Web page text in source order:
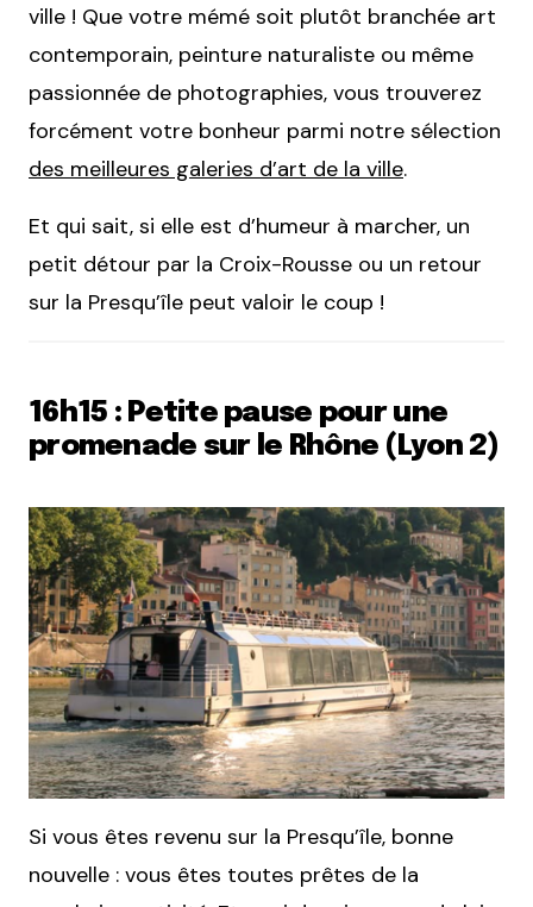
ville ! Que votre mémé soit plutôt branchée art
contemporain, peinture naturaliste ou même
passionnée de photographies, vous trouverez
forcément votre bonheur parmi notre sélection
des meilleures galeries d’art de la ville.
Et qui sait, si elle est d’humeur à marcher, un
petit détour par la Croix-Rousse ou un retour
sur la Presqu’île peut valoir le coup !
16h15 : Petite pause pour une
promenade sur le Rhône (Lyon 2)
Si vous êtes revenu sur la Presqu’île, bonne
nouvelle : vous êtes toutes prêtes de la